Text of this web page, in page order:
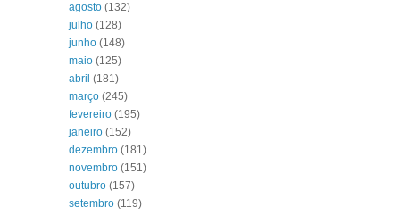
agosto (132)
julho (128)
junho (148)
maio (125)
abril (181)
março (245)
fevereiro (195)
janeiro (152)
dezembro (181)
novembro (151)
outubro (157)
setembro (119)